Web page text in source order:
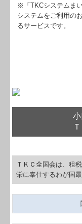
ＴＫＣ全国会は、租
栄に奉仕するわが国
※「TKCシステムま
システムをご利用の
るサービスです。